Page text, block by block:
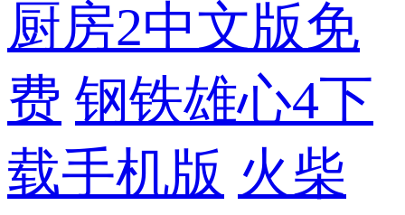
厨房2中文版免
费 钢铁雄心4下
载手机版 火柴